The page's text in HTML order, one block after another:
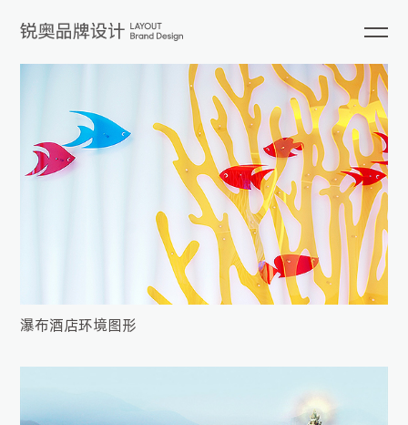
瀑布酒店环境图形